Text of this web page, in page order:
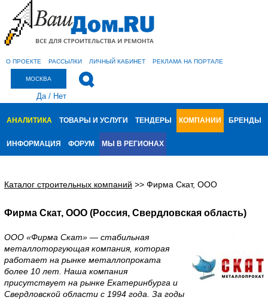
О ПРОЕКТЕ РАССЫЛКИ ЛИЧНЫЙ КАБИНЕТ РЕКЛАМА НА ПОРТАЛЕ
МОСКВА
Да/ Нет
АНАЛИТИКА ТОВАРЫ И УСЛУГИ ТЕНДЕРЫ КОМПАНИИ БРЕНДЫ
ИНФОРМАЦИЯ ФОРУМ МЫ В РЕГИОНАХ
Каталог строительных компаний >> Фирма Скат, ООО
Фирма Скат, ООО (Россия, Свердловская область)
ООО «Фирма Скат» — стабильная
металлоторгующая компания, которая
работает на рынке металлопроката
более 10 лет. Наша компания
присутствует на рынке Екатеринбурга и
Свердловской области с 1994 года. За годы